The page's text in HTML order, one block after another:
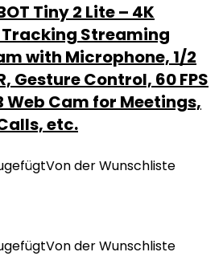
Tiny 2 Lite – 4K
Tracking Streaming
with Microphone, 1/2
Gesture Control, 60 FPS
Web Cam for Meetings,
etc.
Von der Wunschliste
Von der Wunschliste